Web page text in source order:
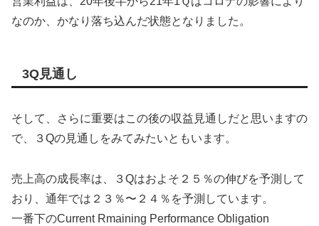
なのか、かなり落ち込んだ状態となりました。
3Q見通し
そして、さらに重要はこの後の収益見通しだと思いますの
で、３Qの見通しをみてみたいともいます。
売上高の成長率は、３Qはおよそ２５％の伸びを予測して
おり、通年では２３％〜２４％を予測しています。
一番下のCurrent Rmaining Performance Obligation